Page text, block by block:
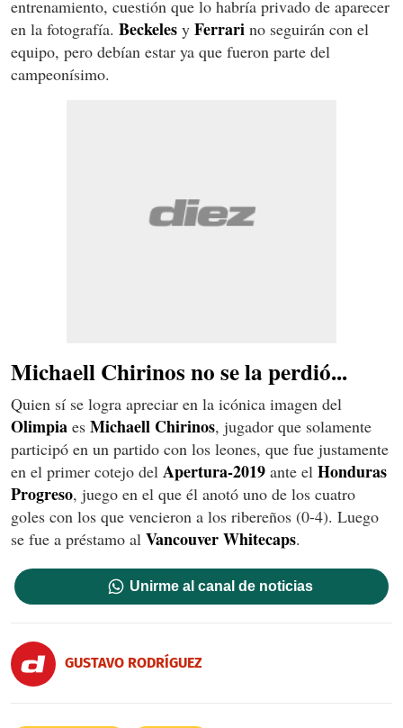
entrenamiento, cuestión que lo habría privado de aparecer
en la fotografía. Beckeles y Ferrari no seguirán con el
equipo, pero debían estar ya que fueron parte del
campeonísimo.
Michaell Chirinos no se la perdió...
Quien sí se logra apreciar en la icónica imagen del
Olimpia es Michaell Chirinos, jugador que solamente
participó en un partido con los leones, que fue justamente
en el primer cotejo del Apertura-2019 ante el Honduras
Progreso, juego en el que él anotó uno de los cuatro
goles con los que vencieron a los ribereños (0-4). Luego
se fue a préstamo al VancouverWhitecaps.
Unirme al canal de noticias
GUSTAVO RODRÍGUEZ